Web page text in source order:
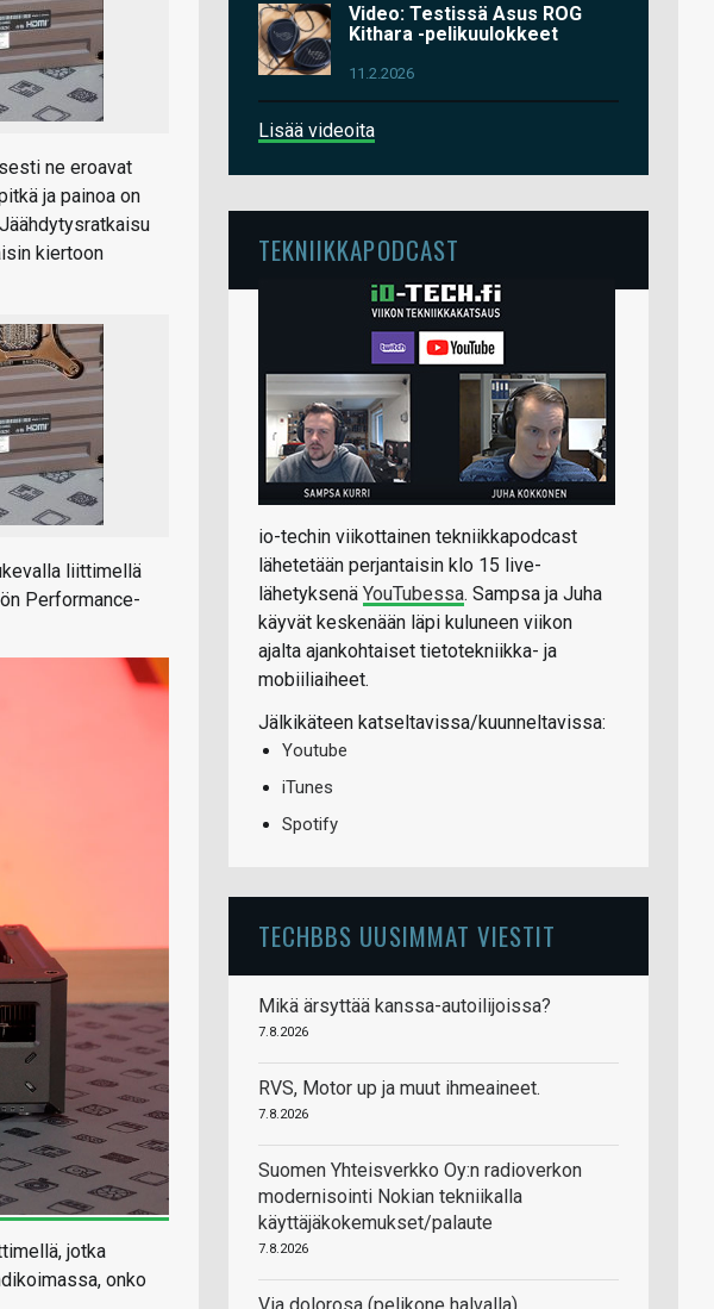
ne eroavat
ja painoa on
kiertoon
liittimellä
Performance-
jotka
onko
Video: Testissä Asus ROG
Kithara -pelikuulokkeet
11.2.2026
Lisää videoita
TEKNIIKKAPODCAST
io-techin viikottainen tekniikkapodcast
lähetetään perjantaisin klo 15 live-
lähetyksenä YouTubessa. Sampsa ja Juha
käyvät keskenään läpi kuluneen viikon
ajalta ajankohtaiset tietotekniikka- ja
mobiiliaiheet.
Jälkikäteen katseltavissa/kuunneltavissa:
Youtube
iTunes
Spotify
TECHBBS UUSIMMAT VIESTIT
Mikä ärsyttää kanssa-autoilijoissa?
7.8.2026
RVS, Motor up ja muut ihmeaineet.
7.8.2026
Suomen Yhteisverkko Oy:n radioverkon
modernisointi Nokian tekniikalla
käyttäjäkokemukset/palaute
7.8.2026